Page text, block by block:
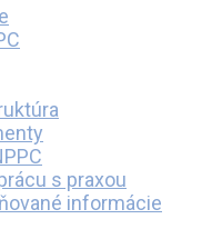
s praxou
informácie